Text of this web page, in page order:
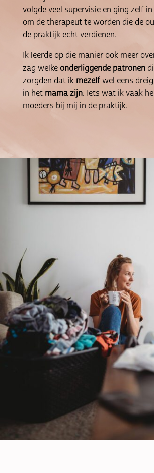
volgde veel supervisie en ging zelf
om de therapeut te worden die de
de praktijk echt verdienen.
Ik leerde op die manier ook meer
zag welke onderliggende patronen
zorgden dat ik mezelfwel eens
in het mama zijn. Iets wat ik vaak
moeders bij mij in de praktijk.